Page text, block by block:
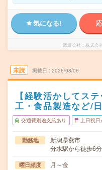
気になる!
派遣会社 株式会
未読 掲載日 2026/08/06
【経験活かしてス
工・食品製造など/
交通費別途支給あり 土日祝日
勤務地
新潟県燕市
分水駅から徒歩6分
曜日頻度 月～金